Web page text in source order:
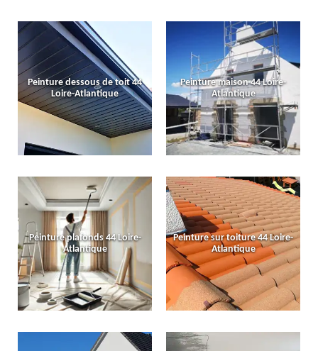
Peinture dessous de toit 44
Loire-Atlantique
Peinture maison 44 Loire-
Atlantique
Peinture plafonds 44 Loire-
Atlantique
Peinture sur toiture 44 Loire-
Atlantique